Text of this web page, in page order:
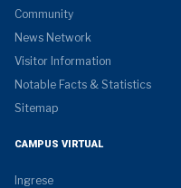
Community
News Network
Visitor Information
Notable Facts & Statistics
Sitemap
CAMPUS VIRTUAL
Ingrese